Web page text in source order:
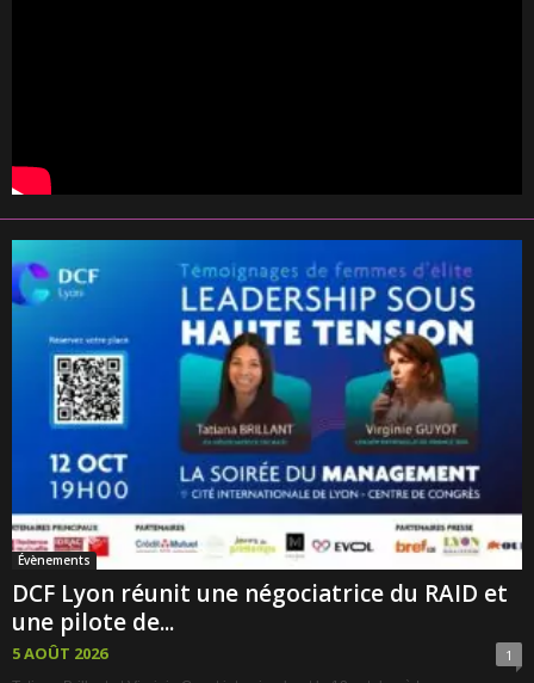
Évènements
DCF Lyon réunit une négociatrice du RAID et
une pilote de...
5 AOÛT 2026 1